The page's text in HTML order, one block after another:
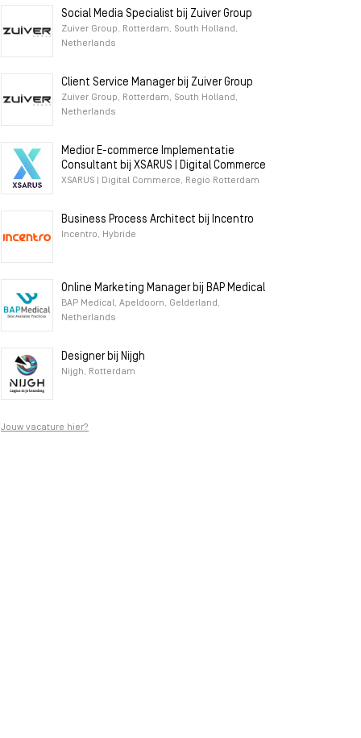
Social Media Specialist bij Zuiver Group
Zuiver Group, Rotterdam, South Holland,
Netherlands
Client Service Manager bij Zuiver Group
Zuiver Group, Rotterdam, South Holland,
Netherlands
Medior E-commerce Implementatie
Consultant bij XSARUS | Digital Commerce
XSARUS | Digital Commerce, Regio Rotterdam
Business Process Architect bij Incentro
Incentro, Hybride
Online Marketing Manager bij BAP Medical
BAP Medical, Apeldoorn, Gelderland,
Netherlands
Designer bij Nijgh
Nijgh, Rotterdam
Jouw vacature hier?